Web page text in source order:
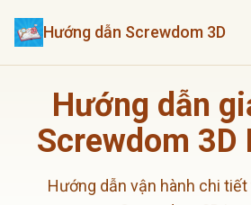
Hướng dẫn Screwdom 3D
Hướng dẫn
Screwdom 3D
Hướng dẫn vận hành chi